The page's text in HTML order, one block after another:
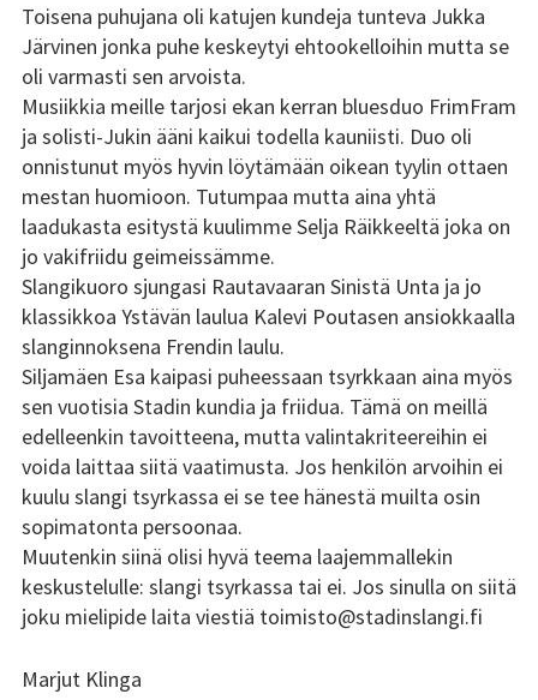
Toisena puhujana oli katujen kundeja tunteva Jukka
Järvinen jonka puhe keskeytyi ehtookelloihin mutta se
oli varmasti sen arvoista.
Musiikkia meille tarjosi ekan kerran bluesduo FrimFram
ja solisti-Jukin ääni kaikui todella kauniisti. Duo oli
onnistunut myös hyvin löytämään oikean tyylin ottaen
mestan huomioon. Tutumpaa mutta aina yhtä
laadukasta esitystä kuulimme Selja Räikkeeltä joka on
jo vakifriidu geimeissämme.
Slangikuoro sjungasi Rautavaaran Sinistä Unta ja jo
klassikkoa Ystävän laulua Kalevi Poutasen ansiokkaalla
slanginnoksena Frendin laulu.
Siljamäen Esa kaipasi puheessaan tsyrkkaan aina myös
sen vuotisia Stadin kundia ja friidua. Tämä on meillä
edelleenkin tavoitteena, mutta valintakriteereihin ei
voida laittaa siitä vaatimusta. Jos henkilön arvoihin ei
kuulu slangi tsyrkassa ei se tee hänestä muilta osin
sopimatonta persoonaa.
Muutenkin siinä olisi hyvä teema laajemmallekin
keskustelulle: slangi tsyrkassa tai ei. Jos sinulla on siitä
joku mielipide laita viestiä toimisto@stadinslangi.fi
Marjut Klinga